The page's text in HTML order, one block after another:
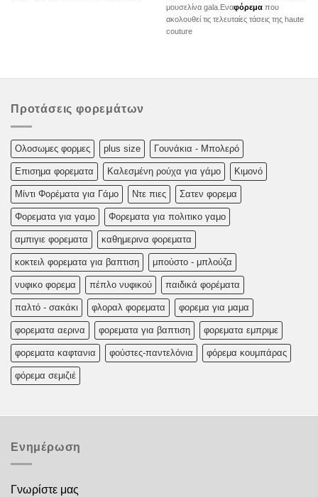
μουσελίνα gala.Eναφόρεμαπου
ακολουθεί τις τελευταίες τάσεις της haute
couture
Προτάσεις φορεμάτων
Oλoσωμες φoρμες plus size Γουνάκια - Μπολερό
Επισημα φορεματα Καλεσμένη ρούχα για γάμο Κιμονό
Μίντι Φορέματα για Γάμο Ντε πιες Σατεν φορεμα
Φορεματα για γαμο Φορεματα για πολιτικο γαμο
αμπιγιε φορεματα καθημερινα φορεματα
κοκτειλ φορεματα για βαπτιση μπούστο - μπλούζα
νυφικο φορεμα πέπλο νυφικού παιδικά φορέματα
παλτό - σακάκι φλοραλ φορεματα φορεμα για μαμα
φορεματα αερινα φορεματα για βαπτιση φορεματα εμπριμε
φορεματα καφτανια φούστες-παντελόνια φόρεμα κουμπάρας
φόρεμα σεμιζιέ
Ενημέρωση
Γνωρίστε μας